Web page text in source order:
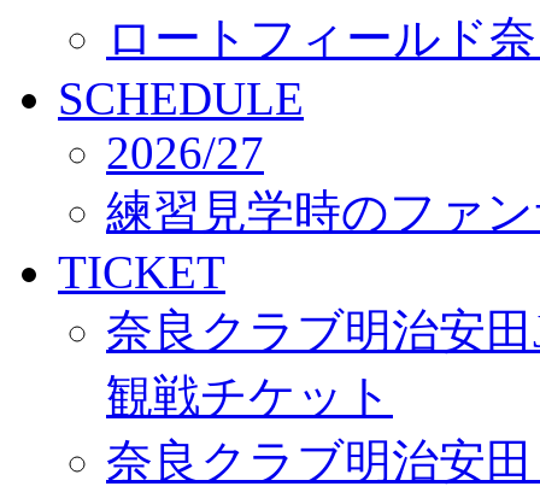
ロートフィールド
SCHEDULE
2026/27
練習見学時のファ
TICKET
奈良クラブ明治安
観戦チケット
奈良クラブ明治安